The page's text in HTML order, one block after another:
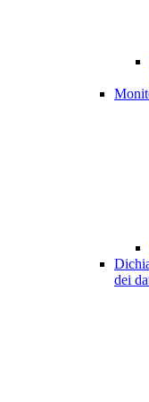
dei